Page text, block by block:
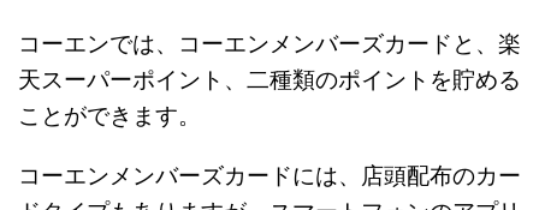
コーエンでは、コーエンメンバーズカードと、楽
天スーパーポイント、二種類のポイントを貯める
ことができます。
コーエンメンバーズカードには、店頭配布のカー